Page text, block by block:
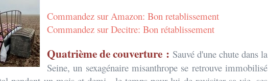
Commandez sur Amazon: Bon retablissement
Commandez sur Decitre: Bon rétablissement
Quatrième de couverture : Sauvé d'une chute dans la
Seine, un sexagénaire misanthrope se retrouve immobilisé